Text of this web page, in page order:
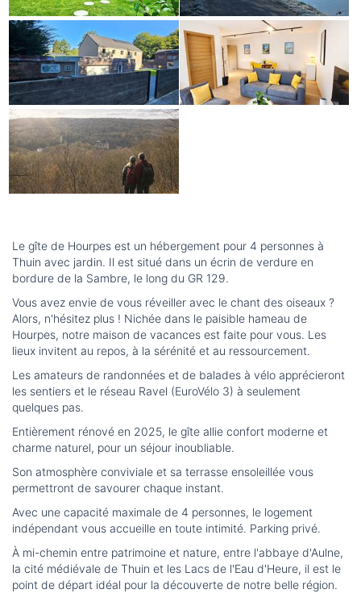
Le gîte de Hourpes est un hébergement pour 4 personnes à
Thuin avec jardin. Il est situé dans un écrin de verdure en
bordure de la Sambre, le long du GR 129.
Vous avez envie de vous réveiller avec le chant des oiseaux ?
Alors, n'hésitez plus ! Nichée dans le paisible hameau de
Hourpes, notre maison de vacances est faite pour vous. Les
lieux invitent au repos, à la sérénité et au ressourcement.
Les amateurs de randonnées et de balades à vélo apprécieront
les sentiers et le réseau Ravel (EuroVélo 3) à seulement
quelques pas.
Entièrement rénové en 2025, le gîte allie confort moderne et
charme naturel, pour un séjour inoubliable.
Son atmosphère conviviale et sa terrasse ensoleillée vous
permettront de savourer chaque instant.
Avec une capacité maximale de 4 personnes, le logement
indépendant vous accueille en toute intimité. Parking privé.
À mi-chemin entre patrimoine et nature, entre l'abbaye d'Aulne,
la cité médiévale de Thuin et les Lacs de l'Eau d'Heure, il est le
point de départ idéal pour la découverte de notre belle région.